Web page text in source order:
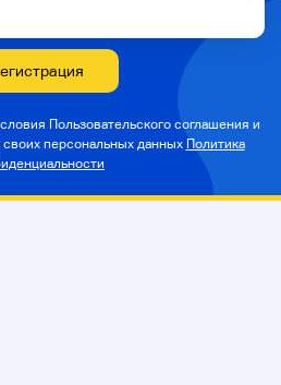
точку питания или не
изображение (например,
питания или силовой
изображения Home
Пользовательского соглашения и
своих персональных данных Политика